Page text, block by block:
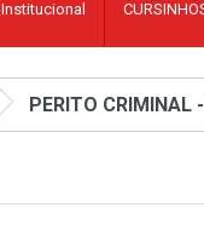
Institucional
PERITO CRIMINAL